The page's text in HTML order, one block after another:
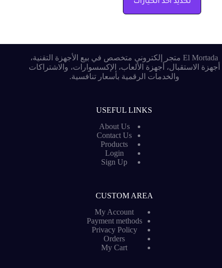
تحديد أحد الخيارات
El Mortada متجر إلكتروني متخصص في بيع الأجهزة التقنية،
أجهزة الاستقبال، أجهزة الألعاب، الإكسسوارات، والاشتراكات
والخدمات الرقمية بأسعار تنافسية.
USEFUL LINKS
About Us
Contact Us
Products
Login
Sign Up
CUSTOM AREA
My Account
Payment methods
Privacy Policy
Orders
My Cart